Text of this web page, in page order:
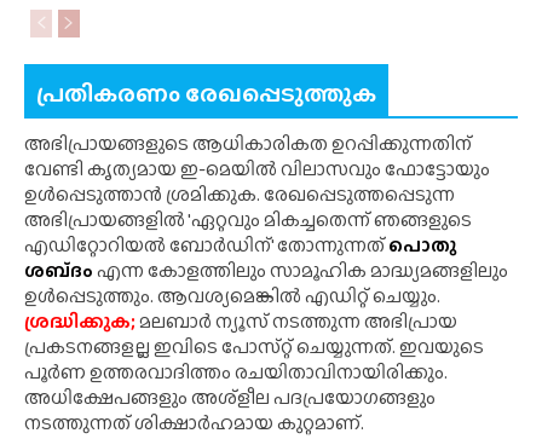
പ്രതികരണം രേഖപ്പെടുത്തുക
അഭിപ്രായങ്ങളുടെ ആധികാരികത ഉറപ്പിക്കുന്നതിന്
വേണ്ടി കൃത്യമായ ഇ-മെയിൽ വിലാസവും ഫോട്ടോയും
ഉൾപ്പെടുത്താൻ ശ്രമിക്കുക. രേഖപ്പെടുത്തപ്പെടുന്ന
അഭിപ്രായങ്ങളിൽ 'ഏറ്റവും മികച്ചതെന്ന് ഞങ്ങളുടെ
എഡിറ്റോറിയൽ ബോർഡിന്' തോന്നുന്നത്പൊതു
ശബ്‌ദംഎന്ന കോളത്തിലും സാമൂഹിക മാദ്ധ്യമങ്ങളിലും
ഉൾപ്പെടുത്തും. ആവശ്യമെങ്കിൽ എഡിറ്റ് ചെയ്യും.
ശ്രദ്ധിക്കുക;മലബാർ ന്യൂസ് നടത്തുന്ന അഭിപ്രായ
പ്രകടനങ്ങളല്ല ഇവിടെ പോസ്‌റ്റ് ചെയ്യുന്നത്. ഇവയുടെ
പൂർണ ഉത്തരവാദിത്തം രചയിതാവിനായിരിക്കും.
അധിക്ഷേപങ്ങളും അശ്‌ളീല പദപ്രയോഗങ്ങളും
നടത്തുന്നത് ശിക്ഷാർഹമായ കുറ്റമാണ്.